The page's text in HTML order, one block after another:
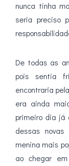
nunca tinha
seria preciso
De todas as
pois sentia
encontraria
era ainda
primeiro dia já
dessas
menina mais
ao chegar